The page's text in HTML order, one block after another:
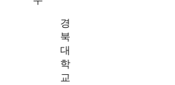
경
북
대
학
교